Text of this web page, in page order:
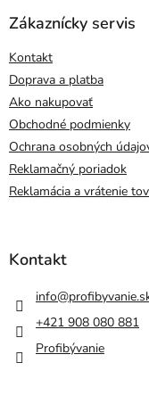
Zákaznícky servis
Kontakt
Doprava a platba
Ako nakupovať
Obchodné podmienky
Ochrana osobných
Reklamačný poriadok
Reklamácia a vrátenie
Kontakt
info@
+421 908 080 881
Profibývanie